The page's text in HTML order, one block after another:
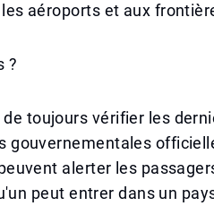
aéroports et aux
?
toujours vérifier les
gouvernementales
alerter les
peut entrer dans un